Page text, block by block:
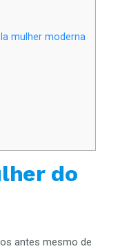
mulher moderna
do
antes mesmo de